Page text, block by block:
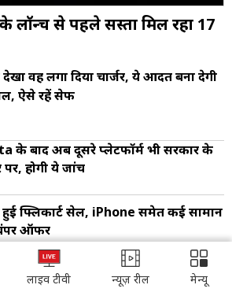
लॉन्च से पहले सस्ता मिल रहा 17
वहीं लगा दिया चार्जर, ये आदत बना देगी
ऐसे रहें सेफ
के बाद अब दूसरे प्लेटफॉर्म भी सरकार के
पर, होगी ये जांच
फ्लिकार्ट सेल, iPhone समेत कई सामान
ऑफर
Maps हुआ सुपर स्मार्ट! बोलते ही होटल
ADVERTISEMENT
लाइव टीवी न्यूज़ रील मेन्यू